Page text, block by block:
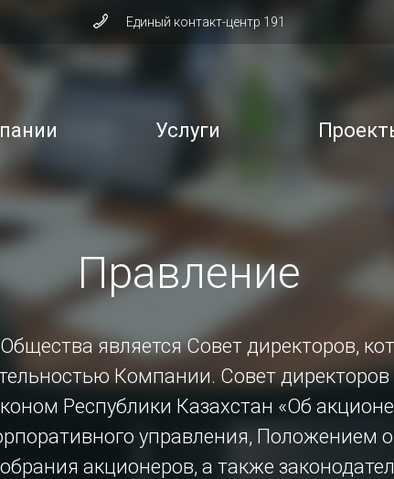
Единый контакт-центр 191
Услуги
Правление
является Совет директоров,
Компании. Совет директоров
Республики Казахстан «Об
управления, Положением
акционеров, а также